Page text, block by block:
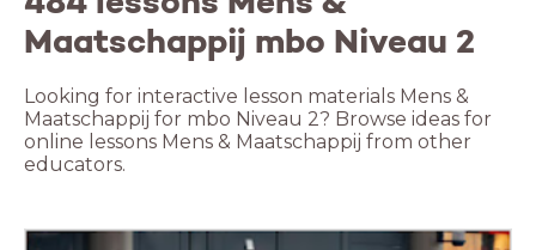
Maatschappij mbo Niveau 2
Looking for interactive lesson materials Mens &
Maatschappij for mbo Niveau 2? Browse ideas for
online lessons Mens & Maatschappij from other
educators.